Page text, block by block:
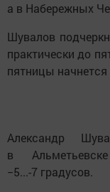
а в Набережных
Шувалов
практически до
пятницы
Александр
в
−5...-7 градусов.